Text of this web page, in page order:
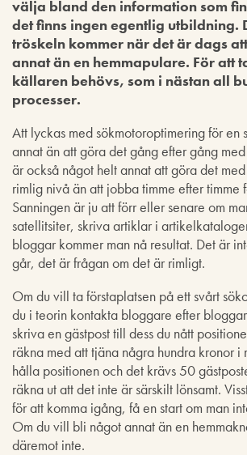
välja bland den information som
det finns ingen egentlig utbildning.
tröskeln kommer när det är dags
annat än en hemmapulare. För att
källaren behövs, som i nästan all
processer.
Att lyckas med sökmotoroptimering för en
annat än att göra det gång efter gång
är också något helt annat att göra det
rimlig nivå än att jobba timme efter timme
Sanningen är ju att förr eller senare om
satellitsiter, skriva artiklar i
bloggar kommer man nå resultat. Det är
går, det är frågan om det är rimligt.
Om du vill ta förstaplatsen på ett svårt
du i teorin kontakta bloggare efter
skriva en gästpost till dess du nått
räkna med att tjäna några hundra kronor i
hålla positionen och det krävs 50
räkna ut att det inte är särskilt lönsamt.
för att komma igång, få en start om man
Om du vill bli något annat än en
däremot inte.